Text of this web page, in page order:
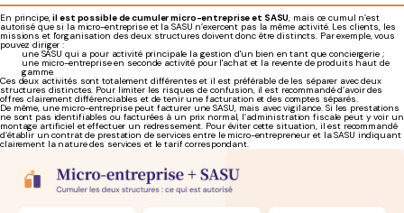
En principe,il est possible de cumuler micro-entreprise et SASU, mais ce cumul n’est
autorisé que si la micro-entreprise et la SASU n’exercent pas la même activité. Les clients, les
missions et l'organisation des deux structures doivent donc être distincts. Par exemple, vous
pouvez diriger :
une SASU qui a pour activité principale la gestion d'un bien en tant que conciergerie ;
une micro-entreprise en seconde activité pour l'achat et la revente de produits haut de
gamme.
Ces deux activités sont totalement différentes et il est préférable de les séparer avec deux
structures distinctes. Pour limiter les risques de confusion, il est recommandé d’avoir des
offres clairement différenciables et de tenir une facturation et des comptes séparés.
De même, une micro-entreprise peut facturer une SASU, mais avec vigilance. Si les prestations
ne sont pas identifiables ou facturées à un prix normal, l’administration fiscale peut y voir un
montage artificiel et effectuer un redressement. Pour éviter cette situation, il est recommandé
d’établir un contrat de prestation de services entre le micro-entrepreneur et la SASU indiquant
clairement la nature des services et le tarif correspondant.